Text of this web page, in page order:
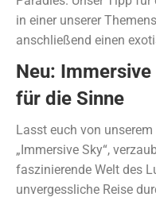
in einer unserer
anschließend einen
Neu:
für die Sinne
Lasst euch von
„Immersive Sky“,
faszinierende Welt des
unvergessliche Reise